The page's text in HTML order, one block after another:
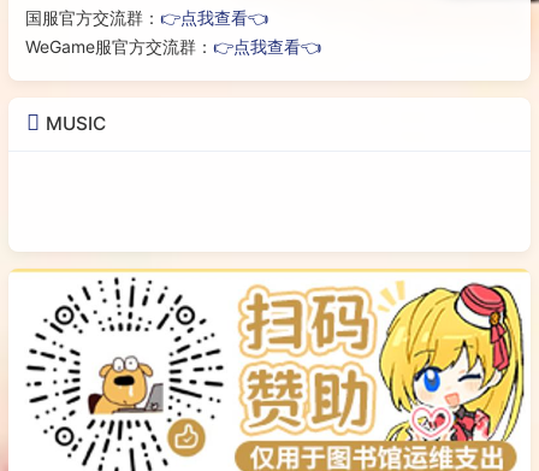
国服官方交流群： 👉点我查看👈
WeGame服官方交流群： 👉点我查看👈
MUSIC